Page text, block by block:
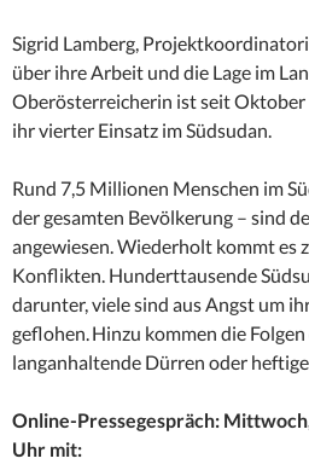
Sigrid Lamberg,
über ihre Arbeit und die Lage im
Oberösterreicherin ist seit Oktober
ihr vierter Einsatz im Südsudan.
Rund 7,5 Millionen Menschen im
der gesamten Bevölkerung – sind
angewiesen. Wiederholt kommt es
Konflikten. Hunderttausende
darunter, viele sind aus Angst um
geflohen. Hinzu kommen die
langanhaltende Dürren oder
Online-Pressegespräch:
Uhr mit: